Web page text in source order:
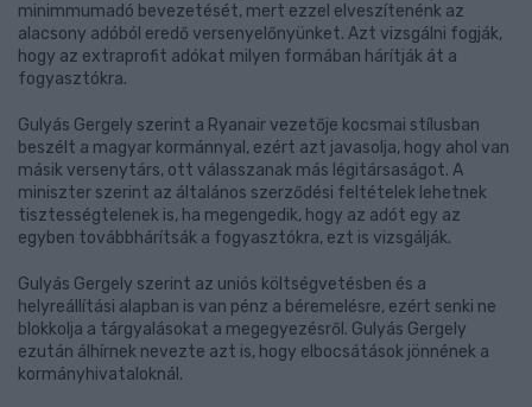
minimmumadó bevezetését, mert ezzel elveszítenénk az
alacsony adóból eredő versenyelőnyünket. Azt vizsgálni fogják,
hogy az extraprofit adókat milyen formában hárítják át a
fogyasztókra.
Gulyás Gergely szerint a Ryanair vezetője kocsmai stílusban
beszélt a magyar kormánnyal, ezért azt javasolja, hogy ahol van
másik versenytárs, ott válasszanak más légitársaságot. A
miniszter szerint az általános szerződési feltételek lehetnek
tisztességtelenek is, ha megengedik, hogy az adót egy az
egyben továbbhárítsák a fogyasztókra, ezt is vizsgálják.
Gulyás Gergely szerint az uniós költségvetésben és a
helyreállítási alapban is van pénz a béremelésre, ezért senki ne
blokkolja a tárgyalásokat a megegyezésről. Gulyás Gergely
ezután álhírnek nevezte azt is, hogy elbocsátások jönnének a
kormányhivataloknál.